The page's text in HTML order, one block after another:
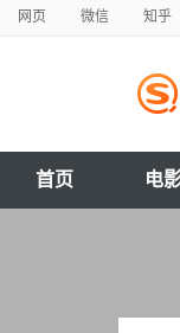
网页 微信 知乎
首页 电